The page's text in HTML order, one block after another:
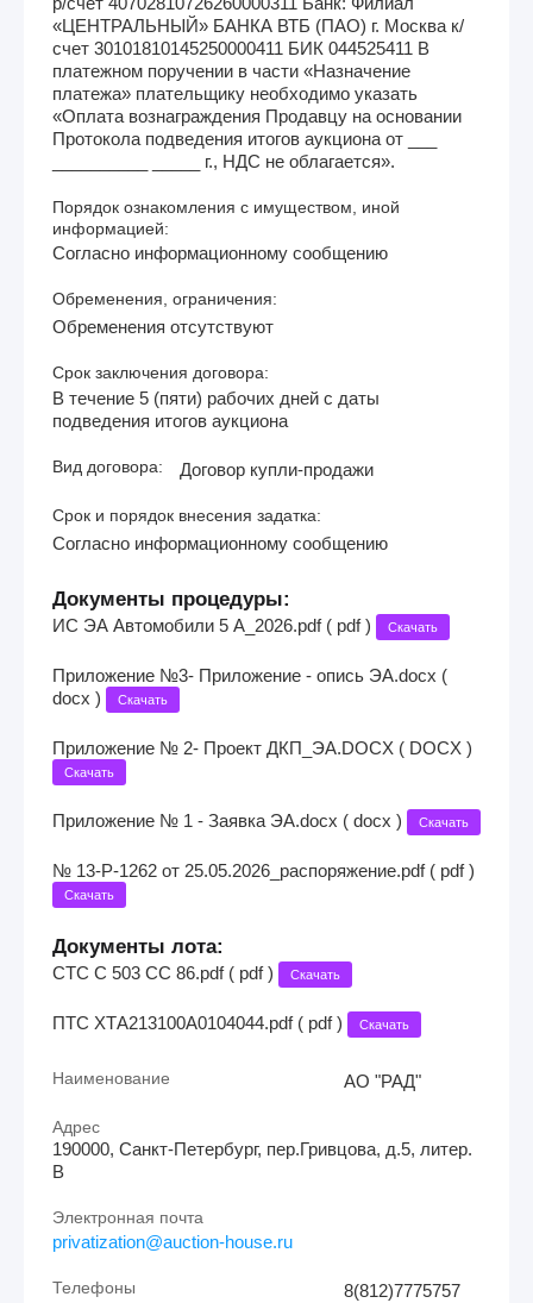
«ЦЕНТРАЛЬНЫЙ» БАНКА ВТБ (ПАО) г. Москва к/
счет 30101810145250000411 БИК 044525411 В
платежном поручении в части «Назначение
платежа» плательщику необходимо указать
«Оплата вознаграждения Продавцу на основании
Протокола подведения итогов аукциона от ___
__________ _____ г., НДС не облагается».
Порядок ознакомления с имуществом, иной
информацией:
Согласно информационному сообщению
Обременения, ограничения:
Обременения отсутствуют
Срок заключения договора:
В течение 5 (пяти) рабочих дней с даты
подведения итогов аукциона
Вид договора: Договор купли-продажи
Срок и порядок внесения задатка:
Согласно информационному сообщению
Документы процедуры:
ИС ЭА Автомобили 5 А_2026.pdf ( pdf ) Скачать
Приложение №3- Приложение - опись ЭА.docx (
docx )
Скачать
Приложение № 2- Проект ДКП_ЭА.DOCX ( DOCX )
Скачать
Приложение № 1 - Заявка ЭА.docx ( docx ) Скачать
№ 13-Р-1262 от 25.05.2026_распоряжение.pdf ( pdf )
Скачать
Документы лота:
СТС С 503 СС 86.pdf ( pdf ) Скачать
ПТС ХТА213100А0104044.pdf ( pdf ) Скачать
Наименование АО "РАД"
Адрес
190000, Санкт-Петербург, пер.Гривцова, д.5, литер.
В
Электронная почта
privatization@auction-house.ru
Телефоны 8(812)7775757